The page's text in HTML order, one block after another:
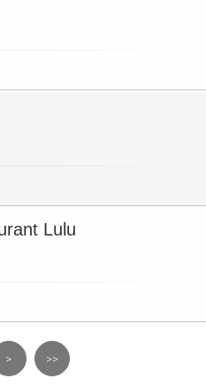
Lulu
> >>